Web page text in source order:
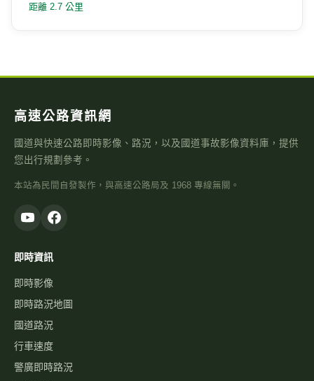
距離 2.7 公里
高速公路資訊網
國道與快速公路即時影像、路況，以及國道事故影像資料庫，提供
您出行規劃參考。
本站為民間自發製作，與高速公路局及 1968 專線無關。
即時資訊
即時影像
即時路況地圖
國道路況
行車速度
警廣即時路況